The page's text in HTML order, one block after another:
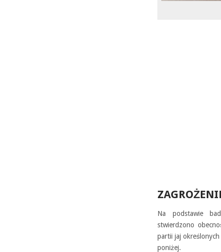
Na podstawie
stwierdzono
partii jaj określonych
poniżej.